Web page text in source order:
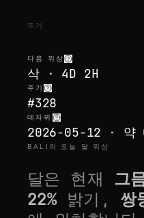
주기
다음 위상
삭 · 4D 2H
주기
#328
데자뷔
2026-05-12 · 약
BALI의 오늘 달 위상
달은 현재 그
22%밝기, 쌍